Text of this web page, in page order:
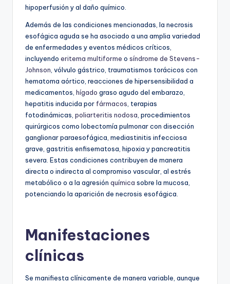
hipoperfusión y al daño químico.
Además de las condiciones mencionadas, la necrosis
esofágica aguda se ha asociado a una amplia variedad
de enfermedades y eventos médicos críticos,
incluyendo eritema multiforme o síndrome de Stevens-
Johnson , vólvulo gástrico, traumatismos torácicos con
hematoma aórtico, reacciones de hipersensibilidad a
medicamentos, hígado graso agudo del embarazo,
hepatitis inducida por fármacos , terapias
fotodinámicas, poliarteritis nodosa , procedimientos
quirúrgicos como lobectomía pulmonar con disección
ganglionar paraesofágica, mediastinitis infecciosa
grave, gastritis enfisematosa, hipoxia y pancreatitis
severa. Estas condiciones contribuyen de manera
directa o indirecta al compromiso vascular, al estrés
metabólico o a la agresión química sobre la mucosa,
potenciando la aparición de necrosis esofágica.
Manifestaciones
clínicas
Se manifiesta clínicamente de manera variable, aunque